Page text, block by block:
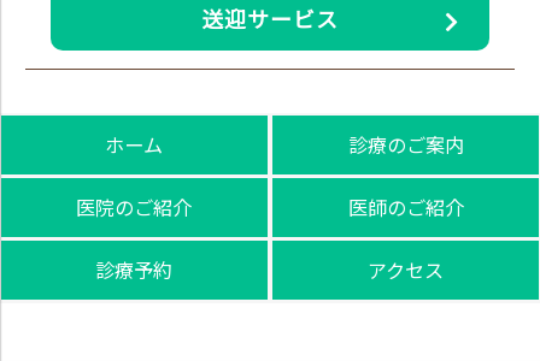
送迎サービス
ホーム 診療のご案内
医院のご紹介 医師のご紹介
診療予約 アクセス